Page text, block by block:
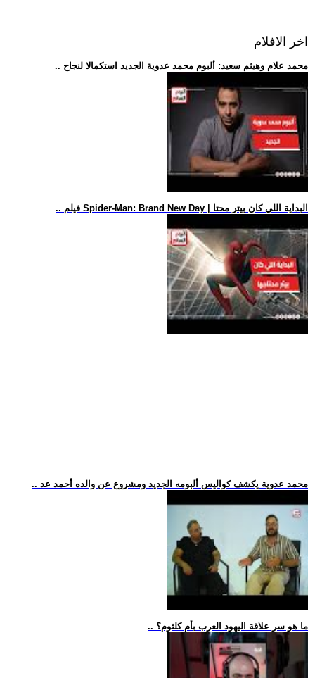
اخر الافلام
.. محمد علام وهيثم سعيد: ألبوم محمد عدوية الجديد استكمالا لنجاح
.. فيلم Spider-Man: Brand New Day | البداية اللي كان بيتر محتا
.. محمد عدوية يكشف كواليس ألبومه الجديد ومشروع عن والده أحمد عد
.. ما هو سر علاقة اليهود العرب بأم كلثوم؟